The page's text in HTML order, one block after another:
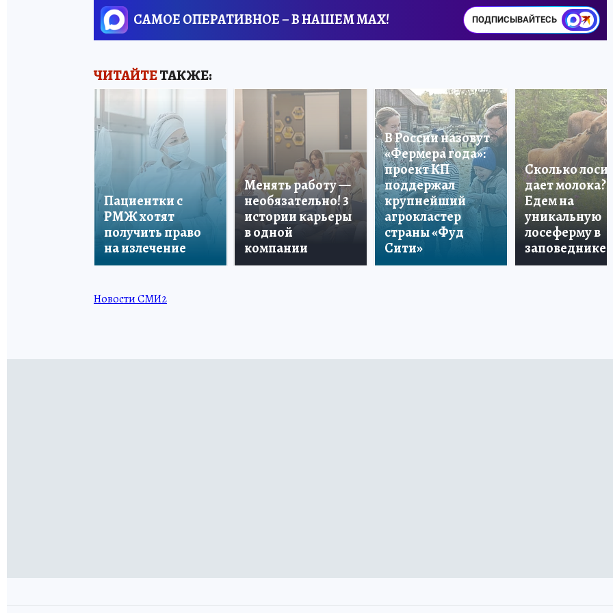
САМОЕ ОПЕРАТИВНОЕ – В НАШЕМ MAX! ПОДПИСЫВАЙТЕСЬ
ЧИТАЙТЕТАКЖЕ:
Пациентки с
РМЖ хотят
получить право
на излечение
Менять работу —
необязательно! 3
истории карьеры
в одной
компании
В России назовут
«Фермера года»:
проект КП
поддержал
крупнейший
агрокластер
страны «Фуд
Сити»
Сколько лосиха
дает молока?
Едем на
уникальную
лосеферму в
заповеднике!
Новости СМИ2